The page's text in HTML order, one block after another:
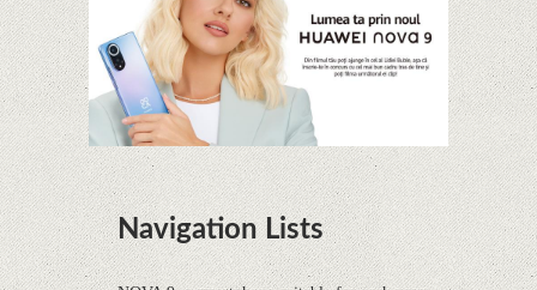
Navigation Lists